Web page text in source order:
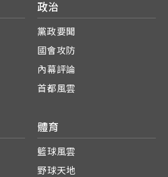
政治
黨政要聞
國會攻防
內幕評論
首都風雲
體育
籃球風雲
野球天地